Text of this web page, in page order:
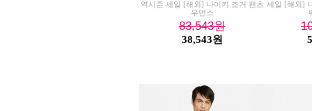
역시즌 세일 [해외] 나이키 조거 팬츠
우먼스
83,543원
38,543원
세일 [해외]